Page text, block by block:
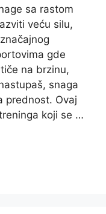
sa rastom
veću silu,
gde
na brzinu,
snaga
prednost. Ovaj
koji se …